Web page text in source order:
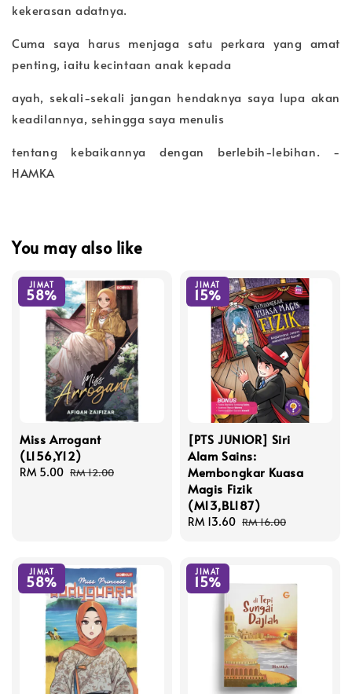
kekerasan adatnya.
Cuma saya harus menjaga satu perkara yang amat
penting, iaitu kecintaan anak kepada
ayah, sekali-sekali jangan hendaknya saya lupa akan
keadilannya, sehingga saya menulis
tentang kebaikannya dengan berlebih-lebihan. -
HAMKA
You may also like
JIMAT
58%
Miss Arrogant
(L156,Y12)
Sale
RM 5.00 Regular
RM 12.00
JIMAT
15%
[PTS JUNIOR] Siri
Alam Sains:
Membongkar Kuasa
Magis Fizik
(M13,BL187)
Sale
RM 13.60 Regular
RM 16.00
JIMAT
58%
JIMAT
15%